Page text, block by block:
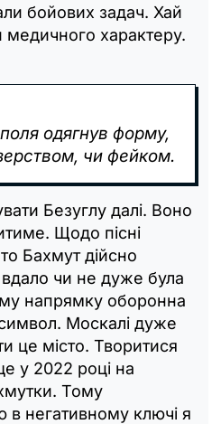
бойових задач. Хай
медичного характеру.
одягнув форму,
чи фейком.
Безуглу далі. Воно
Щодо пісні
Бахмут дійсно
чи не дуже була
напрямку оборонна
Москалі дуже
це місто. Творитися
у 2022 році на
Тому
в негативному ключі я